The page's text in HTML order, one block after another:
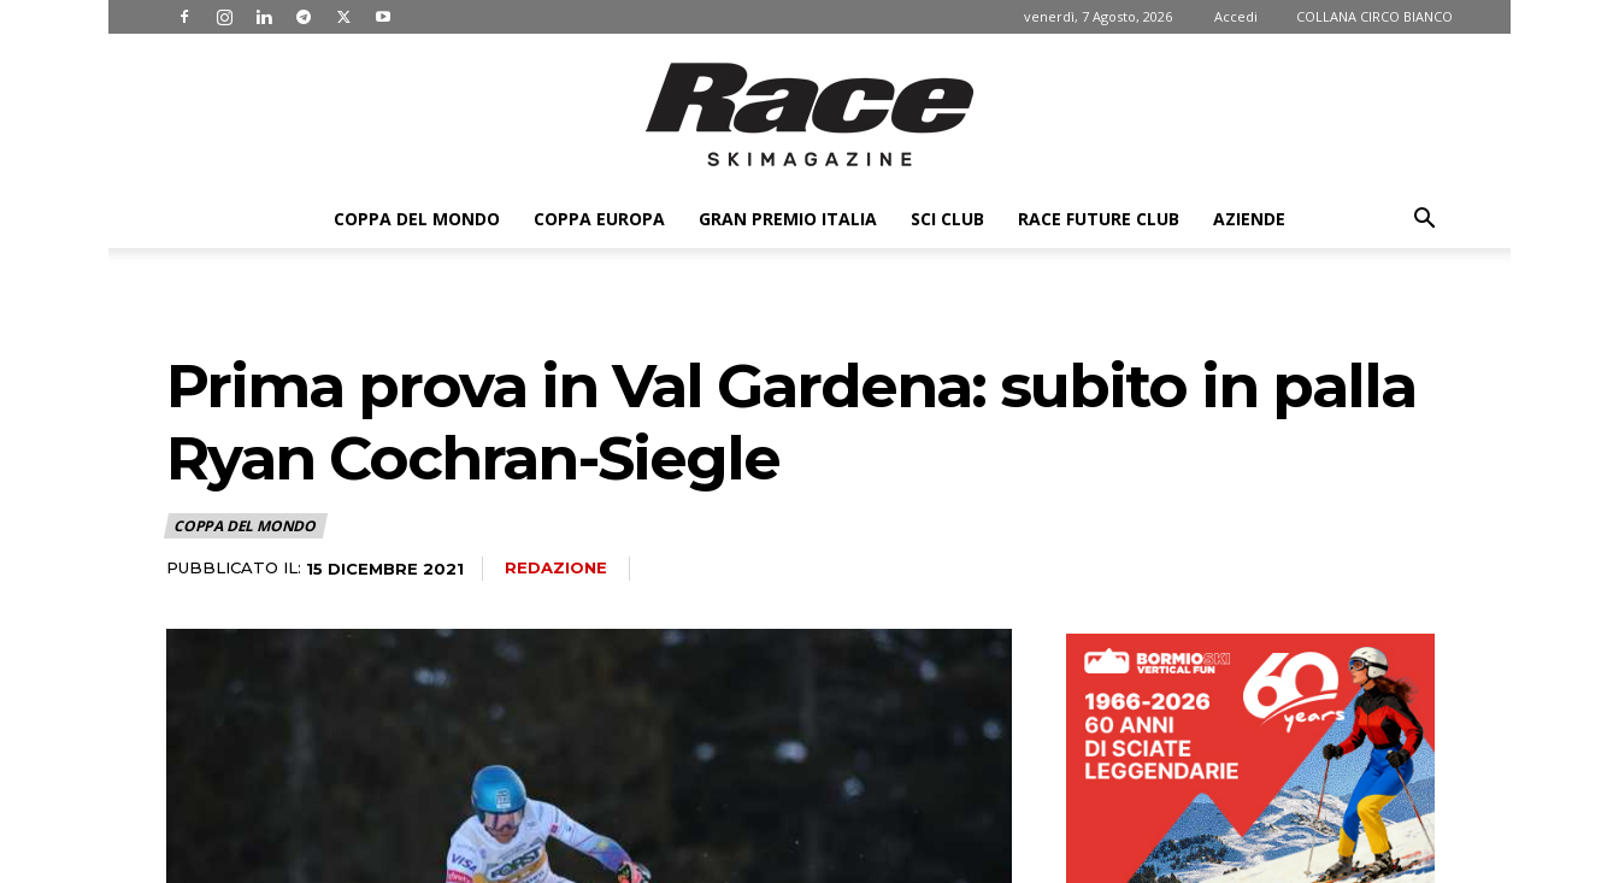
venerdì, 7 Agosto, 2026 Accedi COLLANA CIRCO BIANCO
ski
COPPA DEL MONDO COPPA EUROPA GRAN PREMIO ITALIA SCI CLUB RACE FUTURE CLUB AZIENDE
Prima prova in Val Gardena: subito in palla
Ryan Cochran-Siegle
COPPA DEL MONDO
PUBBLICATO IL: 15 DICEMBRE 2021 REDAZIONE